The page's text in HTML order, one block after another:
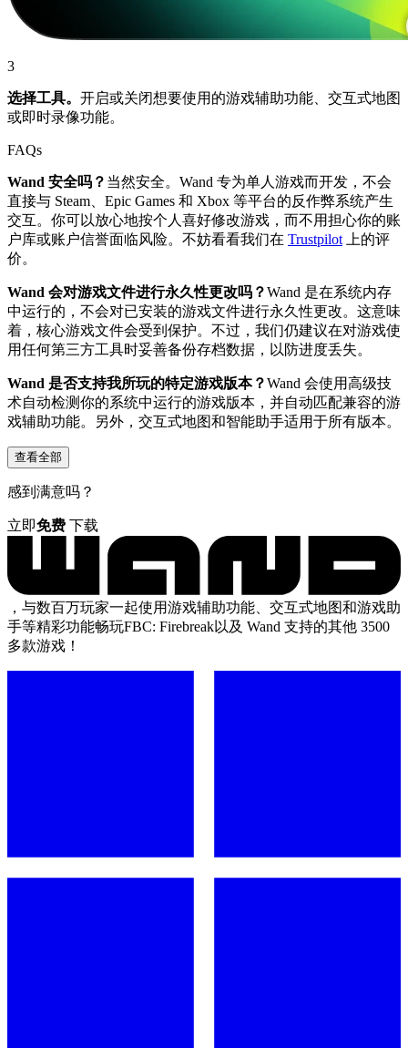
3
选择工具。 开启或关闭想要使用的游戏辅助功能、交互式地图
或即时录像功能。
FAQs
Wand 安全吗？ 当然安全。Wand 专为单人游戏而开发，不会
直接与 Steam、Epic Games 和 Xbox 等平台的反作弊系统产生
交互。你可以放心地按个人喜好修改游戏，而不用担心你的账
户库或账户信誉面临风险。不妨看看我们在 Trustpilot 上的评
价。
Wand 会对游戏文件进行永久性更改吗？Wand 是在系统内存
中运行的，不会对已安装的游戏文件进行永久性更改。这意味
着，核心游戏文件会受到保护。不过，我们仍建议在对游戏使
用任何第三方工具时妥善备份存档数据，以防进度丢失。
Wand 是否支持我所玩的特定游戏版本？Wand 会使用高级技
术自动检测你的系统中运行的游戏版本，并自动匹配兼容的游
戏辅助功能。另外，交互式地图和智能助手适用于所有版本。
查看全部
感到满意吗？
立即免费 下载
，与数百万玩家一起使用游戏辅助功能、交互式地图和游戏助
手等精彩功能畅玩FBC: Firebreak以及 Wand 支持的其他 3500
多款游戏！